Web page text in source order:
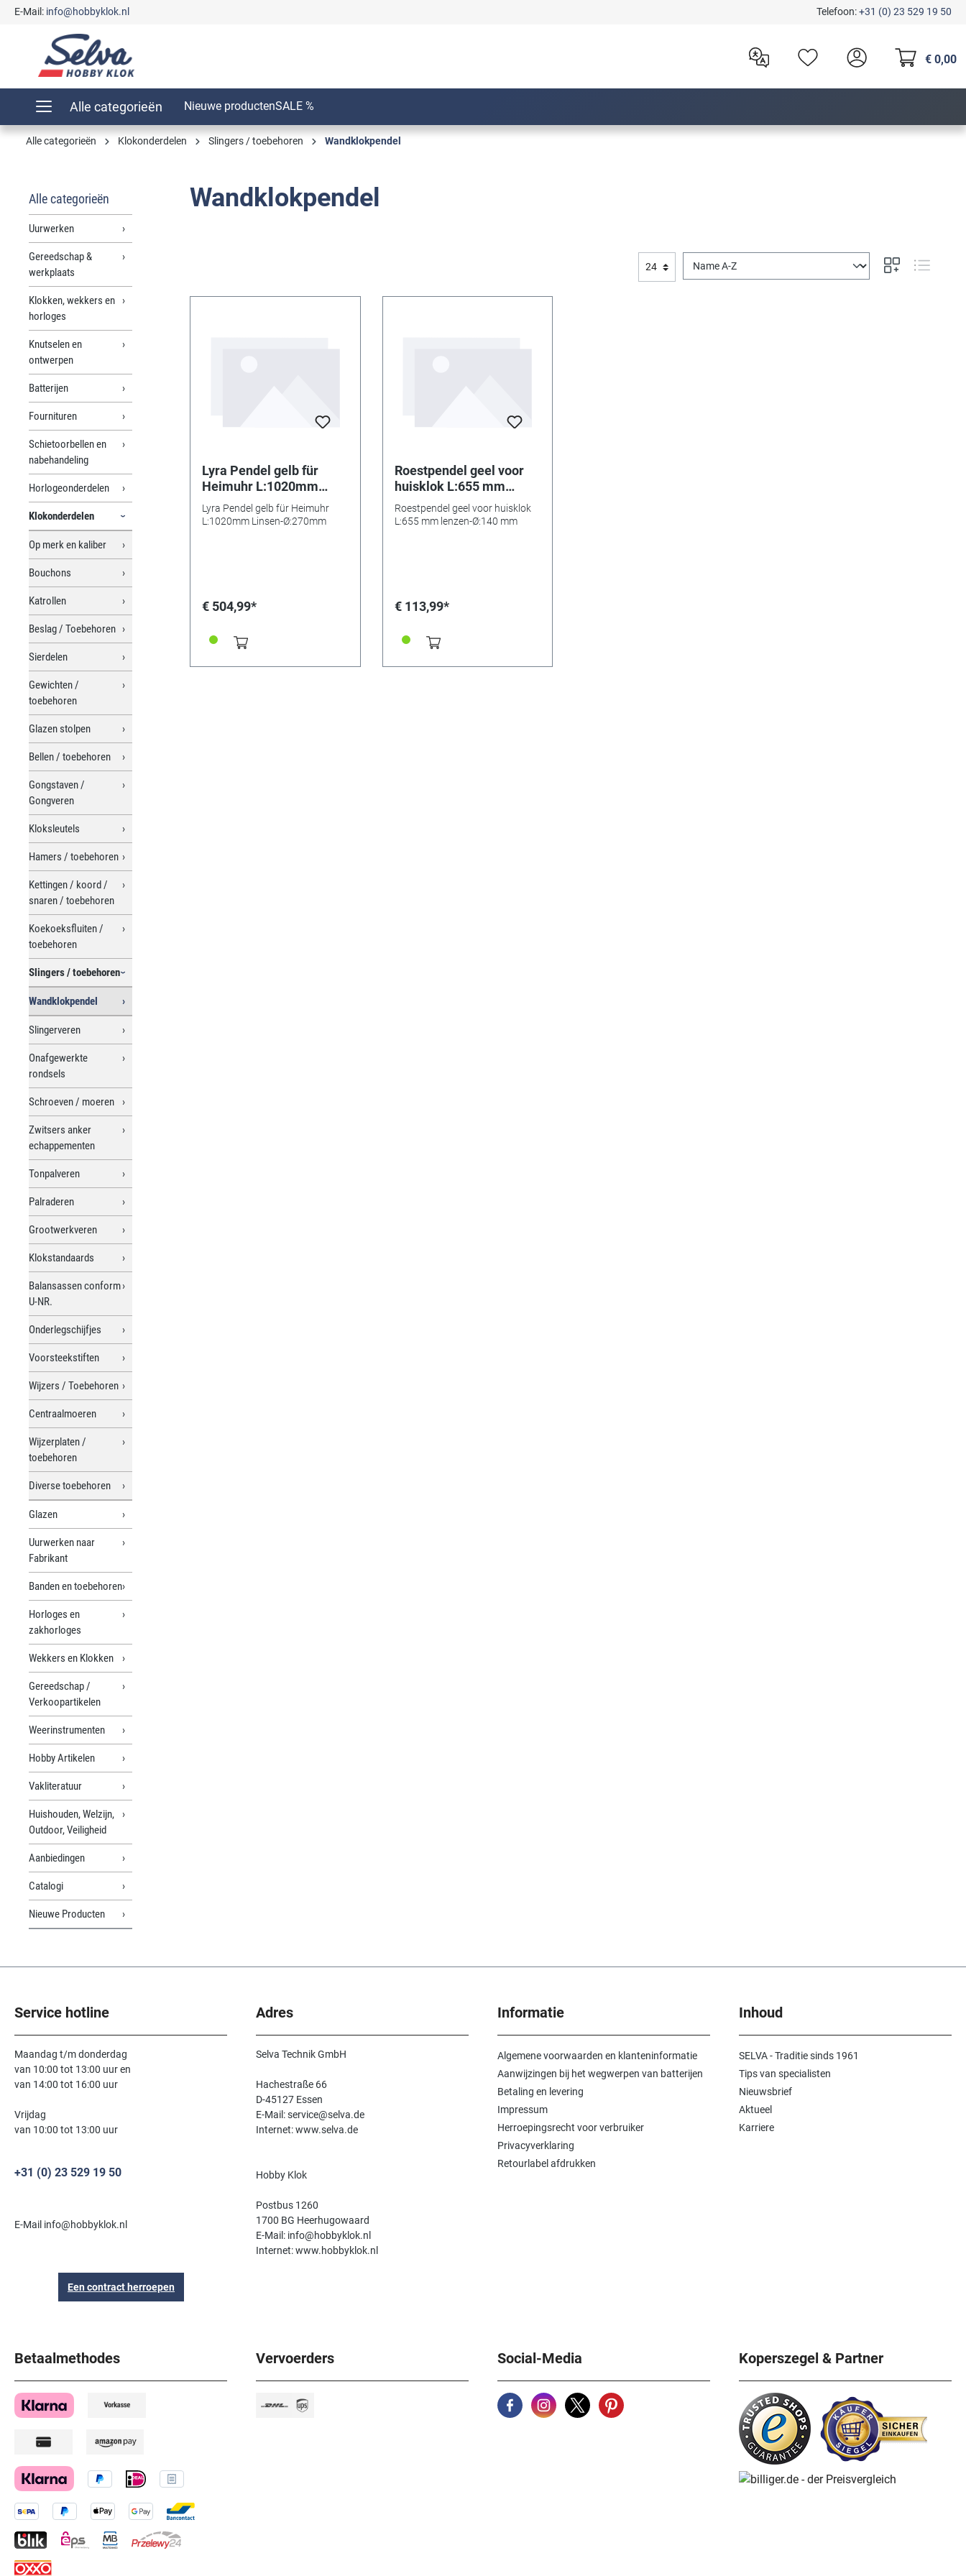
Ga naar de hoofdnavigatie
E-Mail: info@hobbyklok.nl Telefoon:+31 (0) 23 529 19 50
€ 0,00
Alle categorieën Nieuwe productenSALE %
Alle categorieën Klokonderdelen Slingers / toebehoren Wandklokpendel
Alle categorieën
Uurwerken
Gereedschap &
werkplaats
Klokken, wekkers en
horloges
Knutselen en
ontwerpen
Batterijen
Fournituren
Schietoorbellen en
nabehandeling
Horlogeonderdelen
Klokonderdelen
Op merk en kaliber
Bouchons
Katrollen
Beslag / Toebehoren
Sierdelen
Gewichten /
toebehoren
Glazen stolpen
Bellen / toebehoren
Gongstaven /
Gongveren
Kloksleutels
Hamers / toebehoren
Kettingen / koord /
snaren / toebehoren
Koekoeksfluiten /
toebehoren
Slingers / toebehoren
Wandklokpendel
Slingerveren
Onafgewerkte
rondsels
Schroeven / moeren
Zwitsers anker
echappementen
Tonpalveren
Palraderen
Grootwerkveren
Klokstandaards
Balansassen conform
U-NR.
Onderlegschijfjes
Voorsteekstiften
Wijzers / Toebehoren
Centraalmoeren
Wijzerplaten /
toebehoren
Diverse toebehoren
Glazen
Uurwerken naar
Fabrikant
Banden en toebehoren
Horloges en
zakhorloges
Wekkers en Klokken
Gereedschap /
Verkoopartikelen
Weerinstrumenten
Hobby Artikelen
Vakliteratuur
Huishouden, Welzijn,
Outdoor, Veiligheid
Aanbiedingen
Catalogi
Nieuwe Producten
Wandklokpendel
Lyra Pendel gelb für
Heimuhr L:1020mm
Linsen-Ø:270mm
Lyra Pendel gelb für Heimuhr
L:1020mm Linsen-Ø:270mm
€ 504,99*
Roestpendel geel voor
huisklok L:655 mm
lenzen-Ø:140 mm
Roestpendel geel voor huisklok
L:655 mm lenzen-Ø:140 mm
€ 113,99*
Service hotline
Maandag t/m donderdag
van 10:00 tot 13:00 uur en
van 14:00 tot 16:00 uur
Vrijdag
van 10:00 tot 13:00 uur
+31 (0) 23 529 19 50
E-Mail info@hobbyklok.nl
Een contract herroepen
Adres
Selva Technik GmbH
Hachestraße 66
D-45127 Essen
E-Mail: service@selva.de
Internet: www.selva.de
Hobby Klok
Postbus 1260
1700 BG Heerhugowaard
E-Mail: info@hobbyklok.nl
Internet: www.hobbyklok.nl
Informatie
Algemene voorwaarden en klanteninformatie
Aanwijzingen bij het wegwerpen van batterijen
Betaling en levering
Impressum
Herroepingsrecht voor verbruiker
Privacyverklaring
Retourlabel afdrukken
Inhoud
SELVA - Traditie sinds 1961
Tips van specialisten
Nieuwsbrief
Aktueel
Karriere
Betaalmethodes Vervoerders Social-Media Koperszegel & Partner